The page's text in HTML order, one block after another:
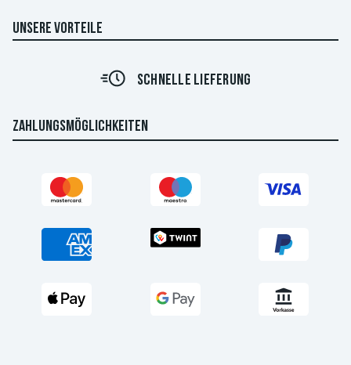
UNSERE VORTEILE
SCHNELLE LIEFERUNG
ZAHLUNGSMÖGLICHKEITEN